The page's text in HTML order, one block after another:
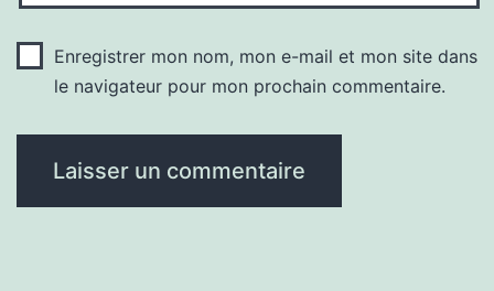
Enregistrer mon nom, mon e-mail et mon site dans
le navigateur pour mon prochain commentaire.